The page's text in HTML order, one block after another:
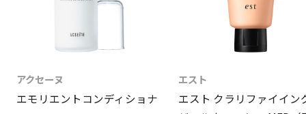
アクセーヌ
エモリエントコンディショナ
エスト
エスト クラリファイイン